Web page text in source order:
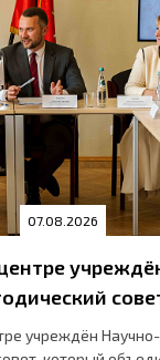
07.08.2026
учреждён Научно-